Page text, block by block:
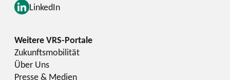
LinkedIn
Zukunftsmobilität
Über Uns
Presse & Medien